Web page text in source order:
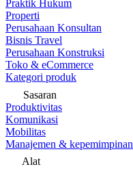
Praktik Hukum
Properti
Perusahaan Konsultan
Bisnis Travel
Perusahaan Konstruksi
Toko & eCommerce
Kategori produk
Sasaran
Produktivitas
Komunikasi
Mobilitas
Manajemen & kepemimpinan
Alat